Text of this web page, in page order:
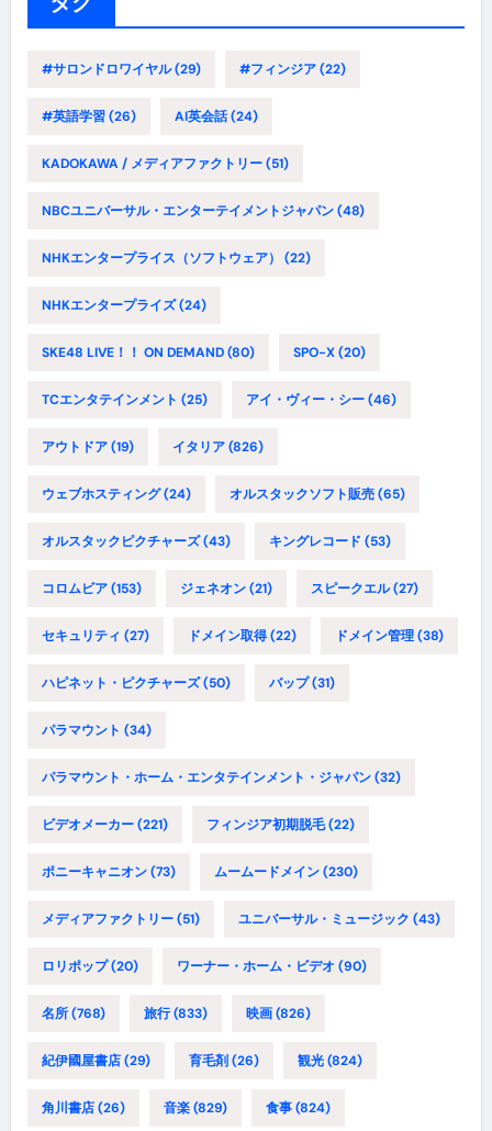
#サロンドロワイヤル(29) #フィンジア(22)
#英語学習(26) AI英会話(24)
KADOKAWA / メディアファクトリー(51)
NBCユニバーサル・エンターテイメントジャパン(48)
NHKエンタープライス（ソフトウェア） (22)
NHKエンタープライズ(24)
SKE48 LIVE！！ ON DEMAND(80) SPO-X(20)
TCエンタテインメント (25) アイ・ヴィー・シー(46)
アウトドア(19) イタリア(826)
ウェブホスティング(24) オルスタックソフト販売(65)
オルスタックピクチャーズ(43) キングレコード (53)
コロムビア(153) ジェネオン(21) スピークエル(27)
セキュリティ (27) ドメイン取得(22) ドメイン管理(38)
ハピネット・ピクチャーズ(50) バップ(31)
パラマウント (34)
パラマウント・ホーム・エンタテインメント・ジャパン(32)
ビデオメーカー(221) フィンジア初期脱毛(22)
ポニーキャニオン(73) ムームードメイン(230)
メディアファクトリー(51) ユニバーサル・ミュージック (43)
ロリポップ(20) ワーナー・ホーム・ビデオ (90)
名所(768) 旅行(833) 映画(826)
紀伊國屋書店(29) 育毛剤 (26) 観光(824)
角川書店(26) 音楽(829) 食事(824)